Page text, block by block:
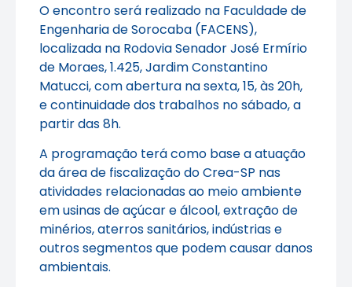
O encontro será realizado na Faculdade de
Engenharia de Sorocaba (FACENS),
localizada na Rodovia Senador José Ermírio
de Moraes, 1.425, Jardim Constantino
Matucci, com abertura na sexta, 15, às 20h,
e continuidade dos trabalhos no sábado, a
partir das 8h.
A programação terá como base a atuação
da área de fiscalização do Crea-SP nas
atividades relacionadas ao meio ambiente
em usinas de açúcar e álcool, extração de
minérios, aterros sanitários, indústrias e
outros segmentos que podem causar danos
ambientais.